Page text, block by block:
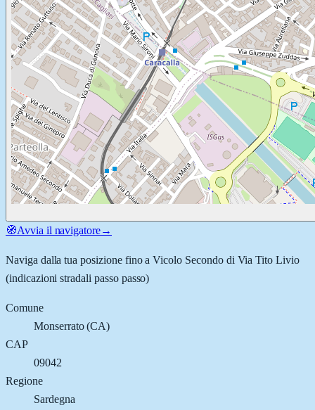
🧭Avvia il navigatore→
Naviga dalla tua posizione fino aVicolo Secondo di Via Tito Livio
(indicazioni stradali passo passo)
Comune
Monserrato(CA)
CAP
09042
Regione
Sardegna